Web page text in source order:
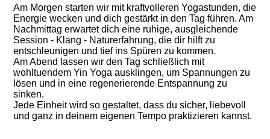
Am Morgen starten wir mit kraftvolleren Yogastunden, die
Energie wecken und dich gestärkt in den Tag führen. Am
Nachmittag erwartet dich eine ruhige, ausgleichende
Session - Klang - Naturerfahrung, die dir hilft zu
entschleunigen und tief ins Spüren zu kommen.
Am Abend lassen wir den Tag schließlich mit
wohltuendem Yin Yoga ausklingen, um Spannungen zu
lösen und in eine regenerierende Entspannung zu
sinken.
Jede Einheit wird so gestaltet, dass du sicher, liebevoll
und ganz in deinem eigenen Tempo praktizieren kannst.